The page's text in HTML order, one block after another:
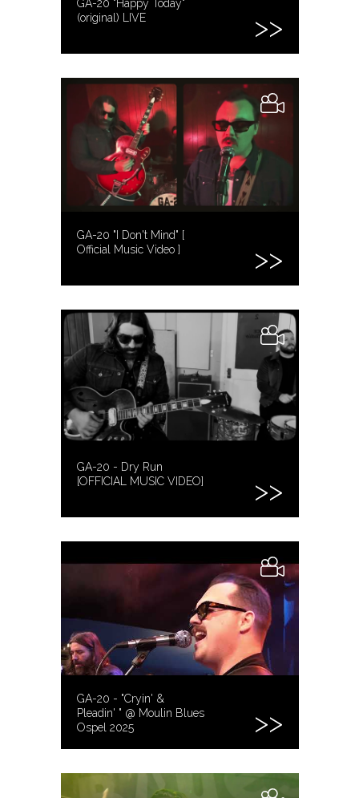
GA-20 "Happy Today"
(original) LIVE
GA-20 "I Don't Mind" [
Official Music Video ]
GA-20 - Dry Run
[OFFICIAL MUSIC VIDEO]
GA-20 - "Cryin' &
Pleadin' " @ Moulin Blues
Ospel 2025